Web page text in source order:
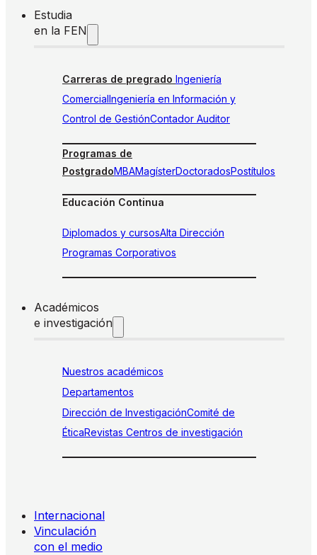
Estudia
en la FEN
Carreras de pregrado Ingeniería
ComercialIngeniería en Información y
Control de GestiónContador Auditor
Programas de
PostgradoMBAMagísterDoctoradosPostítulos
Educación Continua
Diplomados y cursosAlta Dirección
Programas Corporativos
Académicos
e investigación
Nuestros académicos
Departamentos
Dirección de InvestigaciónComité de
ÉticaRevistas Centros de investigación
Internacional
Vinculación
con el medio